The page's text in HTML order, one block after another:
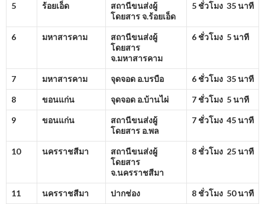
5 ร้อยเอ็ด
สถานีขนส่งผู้
โดยสาร จ.ร้อยเอ็ด
5 ชั่วโมง 35 นาที
6 มหาสารคาม
สถานีขนส่งผู้
โดยสาร
จ.มหาสารคาม
6 ชั่วโมง 5 นาที
7 มหาสารคาม จุดจอด อ.บรบือ 6 ชั่วโมง 35 นาที
8 ขอนแก่น จุดจอด อ.บ้านไผ่ 7 ชั่วโมง 5 นาที
9 ขอนแก่น
สถานีขนส่งผู้
โดยสาร อ.พล
7 ชั่วโมง 45 นาที
10 นครราชสีมา
สถานีขนส่งผู้
โดยสาร
จ.นครราชสีมา
8 ชั่วโมง 25 นาที
11 นครราชสีมา ปากช่อง 8 ชั่วโมง 50 นาที